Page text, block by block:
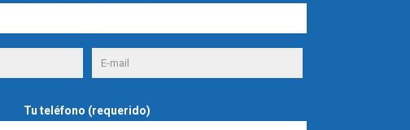
Tu teléfono (requerido)